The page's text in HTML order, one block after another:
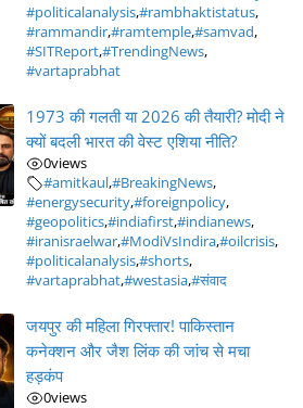
#politicalanalysis,#rambhaktistatus,
#rammandir,#ramtemple,#samvad,
#SITReport,#TrendingNews,
#vartaprabhat
1973 की गलती या 2026 की तैयारी? मोदी ने
क्यों बदली भारत की वेस्ट एशिया नीति?
0views
#amitkaul,#BreakingNews,
#energysecurity,#foreignpolicy,
#geopolitics,#indiafirst,#indianews,
#iranisraelwar,#ModiVsIndira,#oilcrisis,
#politicalanalysis,#shorts,
#vartaprabhat,#westasia,#संवाद
जयपुर की महिला गिरफ्तार! पाकिस्तान
कनेक्शन और जैश लिंक की जांच से मचा
हड़कंप
0views